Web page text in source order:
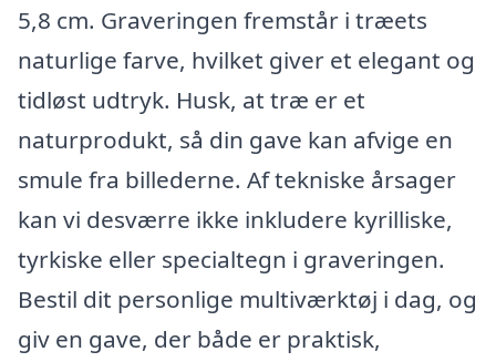
5,8 cm. Graveringen fremstår i træets
naturlige farve, hvilket giver et elegant og
tidløst udtryk. Husk, at træ er et
naturprodukt, så din gave kan afvige en
smule fra billederne. Af tekniske årsager
kan vi desværre ikke inkludere kyrilliske,
tyrkiske eller specialtegn i graveringen.
Bestil dit personlige multiværktøj i dag, og
giv en gave, der både er praktisk,